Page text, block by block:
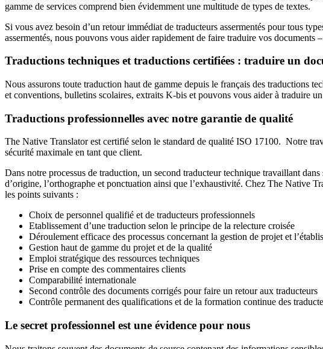
gamme de services comprend bien évidemment une multitude de types de textes.
Si vous avez besoin d’un retour immédiat de traducteurs assermentés pour tous
assermentés, nous pouvons vous aider rapidement de faire traduire vos
Traductions techniques et traductions certifiées : traduire un
Nous assurons toute traduction haut de gamme depuis le français des traductions
et conventions, bulletins scolaires, extraits K-bis et pouvons vous aider à traduire
Traductions professionnelles avec notre garantie de qualité
The Native Translator est certifié selon le standard de qualité ISO 17100. Notre
sécurité maximale en tant que client.
Dans notre processus de traduction, un second traducteur technique travaillant
d’origine, l’orthographe et ponctuation ainsi que l’exhaustivité. Chez The Native
les points suivants :
Choix de personnel qualifié et de traducteurs professionnels
Etablissement d’une traduction selon le principe de la relecture croisée
Déroulement efficace des processus concernant la gestion de projet et
Gestion haut de gamme du projet et de la qualité
Emploi stratégique des ressources techniques
Prise en compte des commentaires clients
Comparabilité internationale
Second contrôle des documents corrigés pour faire un retour aux traducteurs
Contrôle permanent des qualifications et de la formation continue des
Le secret professionnel est une évidence pour nous